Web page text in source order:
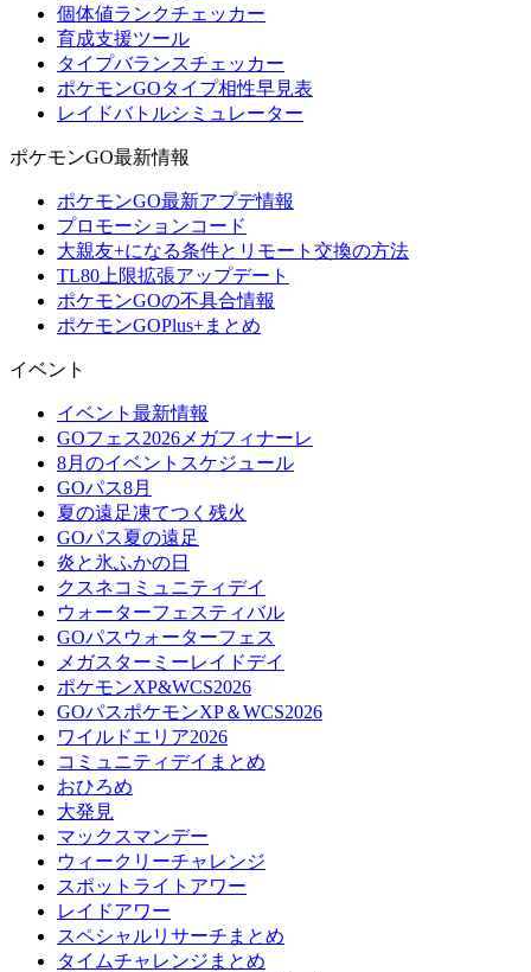
個体値ランクチェッカー
育成支援ツール
タイプバランスチェッカー
ポケモンGOタイプ相性早見表
レイドバトルシミュレーター
ポケモンGO最新情報
ポケモンGO最新アプデ情報
プロモーションコード
大親友+になる条件とリモート交換の方法
TL80上限拡張アップデート
ポケモンGOの不具合情報
ポケモンGOPlus+まとめ
イベント
イベント最新情報
GOフェス2026メガフィナーレ
8月のイベントスケジュール
GOパス8月
夏の遠足凍てつく残火
GOパス夏の遠足
炎と氷ふかの日
クスネコミュニティデイ
ウォーターフェスティバル
GOパスウォーターフェス
メガスターミーレイドデイ
ポケモンXP&WCS2026
GOパスポケモンXP＆WCS2026
ワイルドエリア2026
コミュニティデイまとめ
おひろめ
大発見
マックスマンデー
ウィークリーチャレンジ
スポットライトアワー
レイドアワー
スペシャルリサーチまとめ
タイムチャレンジまとめ